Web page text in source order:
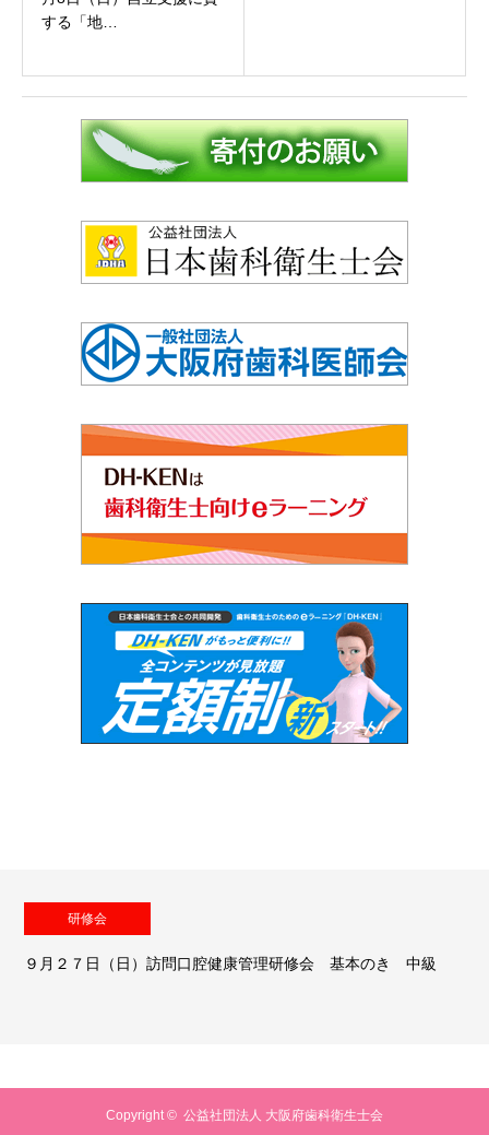
する「地…
研修会
９月２７日（日）訪問口腔健康管理研修会 基本のき 中級
Copyright © 公益社団法人 大阪府歯科衛生士会